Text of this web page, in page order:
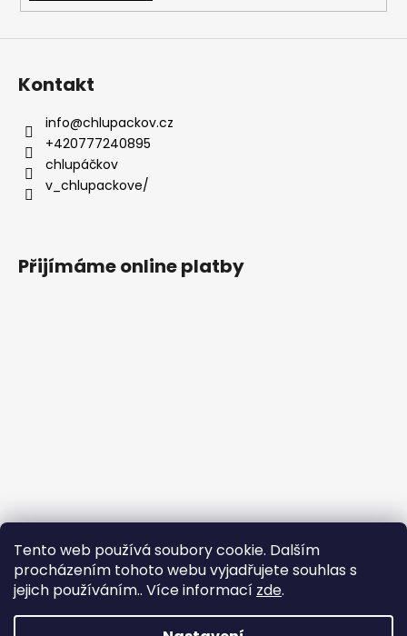
Tento web používá soubory cookie. Dalším
procházením tohoto webu vyjadřujete souhlas s
jejich používáním.. Více informací zde.
Kontakt
info@chlupackov.cz
+420777240895
chlupáčkov
v_chlupackove/
Přijímáme online platby